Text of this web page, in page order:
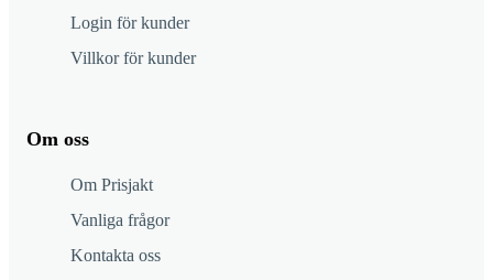
Login för kunder
Villkor för kunder
Om oss
Om Prisjakt
Vanliga frågor
Kontakta oss